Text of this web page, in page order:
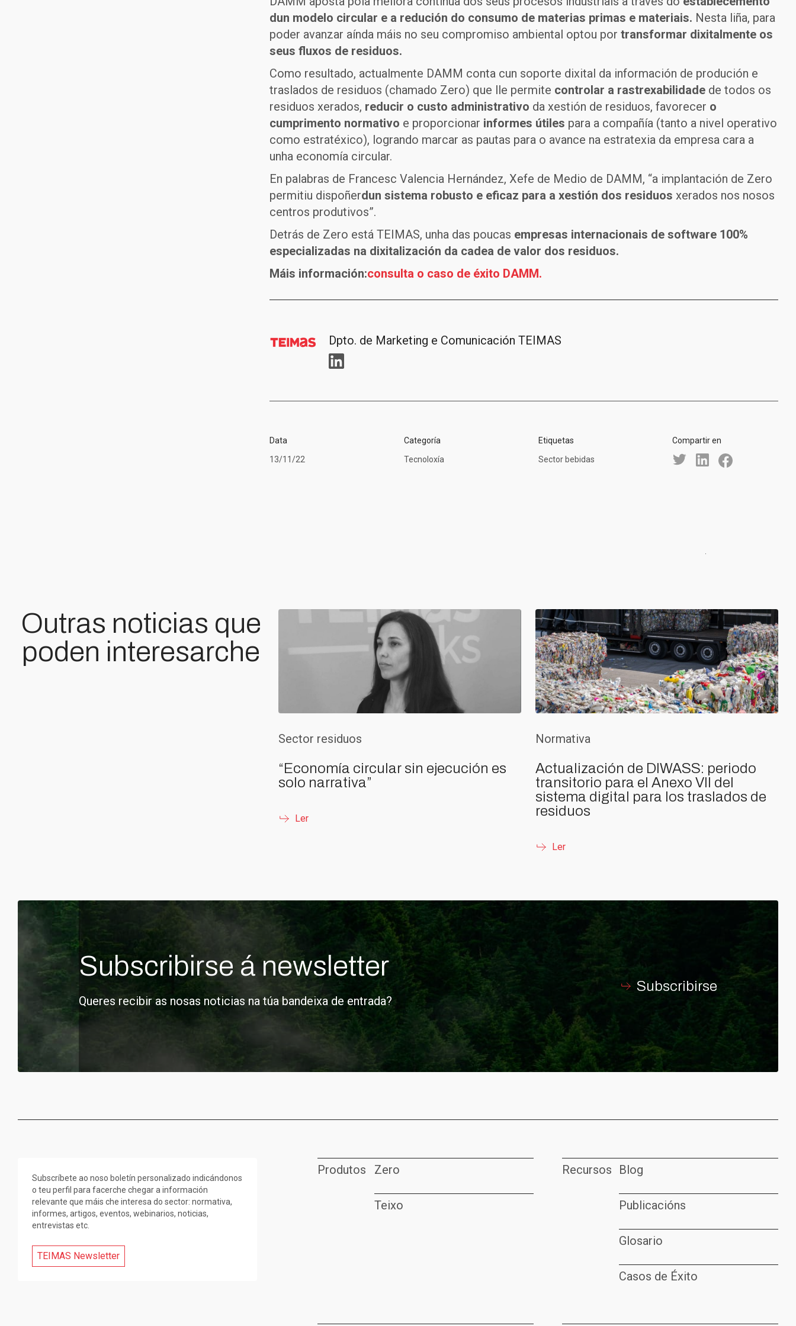
dun modelo circular e a redución do consumo de materias primas e materiais. Nesta liña, para
poder avanzar aínda máis no seu compromiso ambiental optou portransformar dixitalmente os
seus fluxos de residuos.
Como resultado, actualmente DAMM conta cun soporte dixital da información de produción e
traslados de residuos (chamado Zero) que lle permite controlar a rastrexabilidade de todos os
residuos xerados, reducir o custo administrativo da xestión de residuos, favorecer o
cumprimento normativo e proporcionar informes útiles para a compañía (tanto a nivel operativo
como estratéxico), logrando marcar as pautas para o avance na estratexia da empresa cara a
unha economía circular.
En palabras de Francesc Valencia Hernández, Xefe de Medio de DAMM, “a implantación de Zero
permitiu dispoñerdun sistema robusto e eficaz para a xestión dos residuos xerados nos nosos
centros produtivos”.
Detrás de Zero está TEIMAS, unha das poucas empresas internacionais de software 100%
especializadas na dixitalización da cadea de valor dos residuos.
Máis información:consulta o caso de éxito DAMM.
Dpto. de Marketing e Comunicación TEIMAS
Data
13/11/22
Categoría
Tecnoloxía
Etiquetas
Sector bebidas
Compartir en
Outras noticias que
poden interesarche
Sector residuos
“Economía circular sin ejecución es
solo narrativa”
Ler
Normativa
Actualización de DIWASS: periodo
transitorio para el Anexo VII del
sistema digital para los traslados de
residuos
Ler
Subscribirse á newsletter
Queres recibir as nosas noticias na túa bandeixa de entrada?
Subscribirse
Subscríbete ao noso boletín personalizado indicándonos
o teu perfil para facerche chegar a información
relevante que máis che interesa do sector: normativa,
informes, artigos, eventos, webinarios, noticias,
entrevistas etc.
TEIMAS Newsletter
Produtos Zero
Teixo
Recursos Blog
Publicacións
Glosario
Casos de Éxito